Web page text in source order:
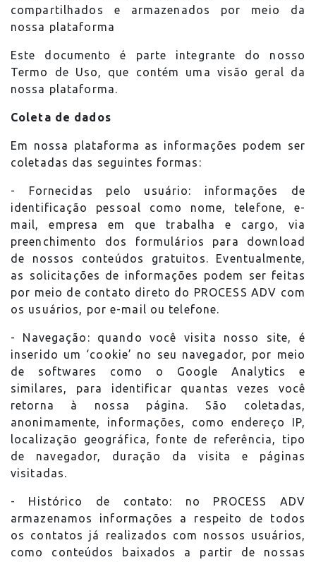
compartilhados e armazenados por meio da
nossa plataforma
Este documento é parte integrante do nosso
Termo de Uso, que contém uma visão geral da
nossa plataforma.
Coleta de dados
Em nossa plataforma as informações podem ser
coletadas das seguintes formas:
- Fornecidas pelo usuário: informações de
identificação pessoal como nome, telefone, e-
mail, empresa em que trabalha e cargo, via
preenchimento dos formulários para download
de nossos conteúdos gratuitos. Eventualmente,
as solicitações de informações podem ser feitas
por meio de contato direto do PROCESS ADV com
os usuários, por e-mail ou telefone.
- Navegação: quando você visita nosso site, é
inserido um ‘cookie’ no seu navegador, por meio
de softwares como o Google Analytics e
similares, para identificar quantas vezes você
retorna à nossa página. São coletadas,
anonimamente, informações, como endereço IP,
localização geográfica, fonte de referência, tipo
de navegador, duração da visita e páginas
visitadas.
- Histórico de contato: no PROCESS ADV
armazenamos informações a respeito de todos
os contatos já realizados com nossos usuários,
como conteúdos baixados a partir de nossas